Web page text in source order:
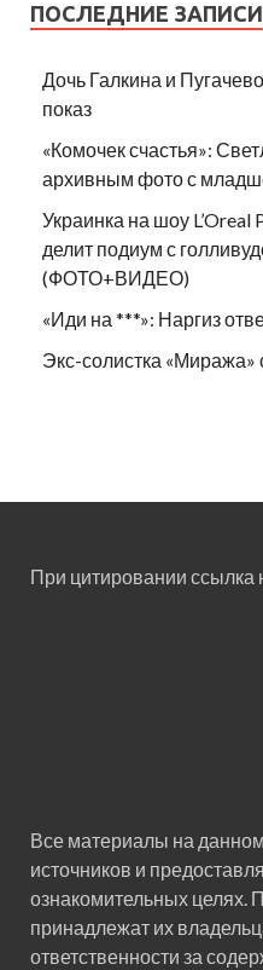
ПОСЛЕДНИЕ ЗАПИСИ
Дочь Галкина и
показ
«Комочек счастья»:
архивным фото с
Украинка на шоу L’Oreal
делит подиум с
(ФОТО+ВИДЕО)
«Иди на ***»: Наргиз
Экс-солистка
При цитировании ссылка
Все материалы на
источников и
ознакомительных целях.
принадлежат их
ответственности за